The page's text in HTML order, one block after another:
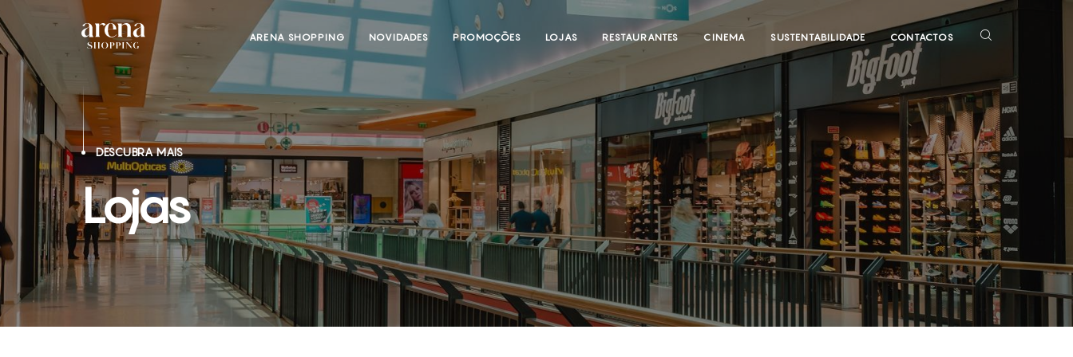
ARENA SHOPPING NOVIDADES PROMOÇÕES LOJAS RESTAURANTES CINEMA SUSTENTABILIDADE CONTACTOS
DESCUBRA MAIS
Lojas